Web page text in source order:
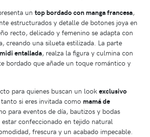
un top bordado con manga francesa,
estructurados y detalle de botones joya en
recto, delicado y femenino se adapta con
creando una silueta estilizada. La parte
entallada, realza la figura y culmina con
bordado que añade un toque romántico y
para quienes buscan un look exclusivo
tanto si eres invitada como mamá de
para eventos de día, bautizos y bodas
estar confeccionado en tejido natural
frescura y un acabado impecable.